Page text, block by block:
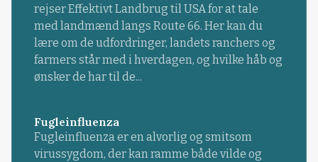
rejser Effektivt Landbrug til USA for at tale
med landmænd langs Route 66. Her kan du
lære om de udfordringer, landets ranchers og
farmers står med i hverdagen, og hvilke håb og
ønsker de har til de...
Fugleinfluenza
Fugleinfluenza er en alvorlig og smitsom
virussygdom, der kan ramme både vilde og